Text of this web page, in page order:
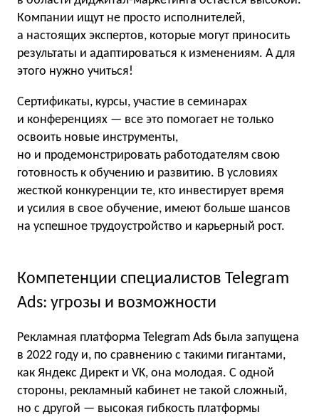
Компании ищут не просто исполнителей,
а настоящих экспертов, которые могут приносить
результаты и адаптироваться к изменениям. А для
этого нужно учиться!
Сертификаты, курсы, участие в семинарах
и конференциях — все это помогает не только
освоить новые инструменты,
но и продемонстрировать работодателям свою
готовность к обучению и развитию. В условиях
жесткой конкуренции те, кто инвестирует время
и усилия в свое обучение, имеют больше шансов
на успешное трудоустройство и карьерный рост.
Компетенции специалистов Telegram
Ads: угрозы и возможности
Рекламная платформа Telegram Ads была запущена
в 2022 году и, по сравнению с такими гигантами,
как Яндекс Директ и VK, она молодая. С одной
стороны, рекламный кабинет не такой сложный,
но с другой — высокая гибкость платформы